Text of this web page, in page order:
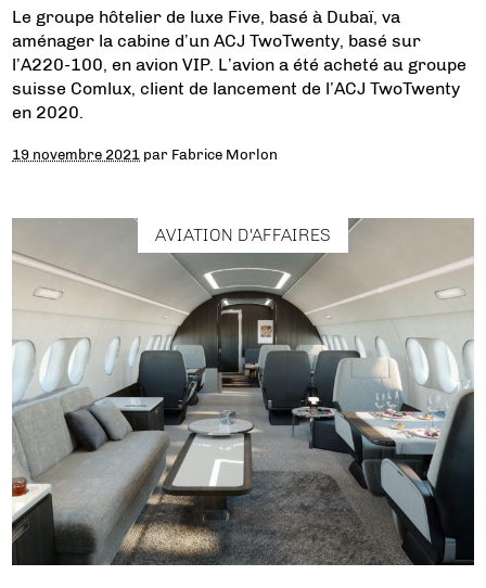
Le groupe hôtelier de luxe Five, basé à Dubaï, va
aménager la cabine d’un ACJ TwoTwenty, basé sur
l’A220-100, en avion VIP. L’avion a été acheté au groupe
suisse Comlux, client de lancement de l’ACJ TwoTwenty
en 2020.
19 novembre 2021 par Fabrice Morlon
AVIATION D'AFFAIRES